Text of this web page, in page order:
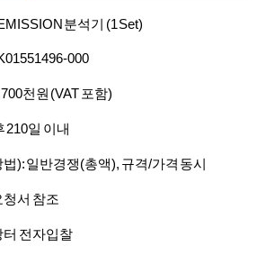
분석기 (1 Set)
000
천원 (VAT 포함)
210일 이내
): 일반경쟁(총액), 규격/가격 동시
서 참조
터 전자입찰